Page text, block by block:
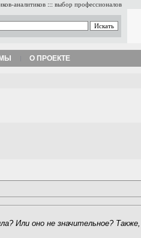
аналитиков ::: выбор профессионалов
О ПРОЕКТЕ
Или оно не значительное?